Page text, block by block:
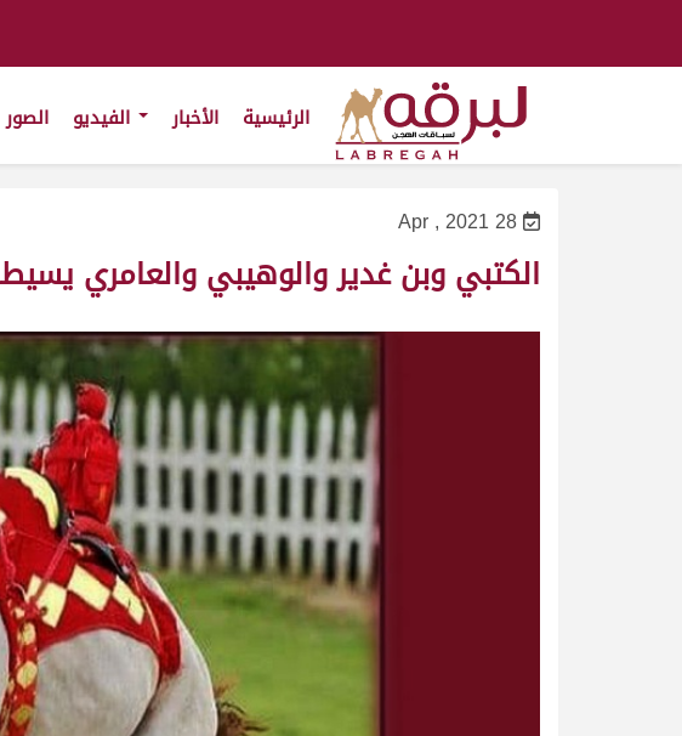
الرئيسية الأخبار الصور
28 Apr , 2021
الكتبي وبن غدير والوهيبي والعامري